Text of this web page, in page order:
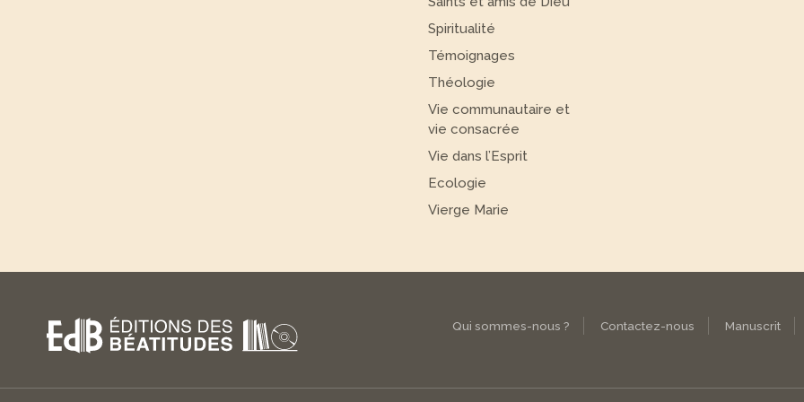
Spiritualité
Témoignages
Théologie
Vie communautaire et
vie consacrée
Vie dans l’Esprit
Ecologie
Vierge Marie
Qui sommes-nous ? Contactez-nous Manuscrit